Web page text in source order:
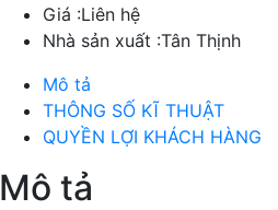
Giá :Liên hệ
Nhà sản xuất :Tân Thịnh
Mô tả
THÔNG SỐ KĨ THUẬT
QUYỀN LỢI KHÁCH HÀNG
Mô tả